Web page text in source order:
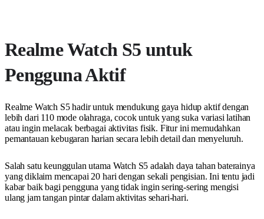
Realme Watch S5 untuk
Pengguna Aktif
Realme Watch S5 hadir untuk mendukung gaya hidup aktif dengan
lebih dari 110 mode olahraga, cocok untuk yang suka variasi latihan
atau ingin melacak berbagai aktivitas fisik. Fitur ini memudahkan
pemantauan kebugaran harian secara lebih detail dan menyeluruh.
Salah satu keunggulan utama Watch S5 adalah daya tahan baterainya
yang diklaim mencapai 20 hari dengan sekali pengisian. Ini tentu jadi
kabar baik bagi pengguna yang tidak ingin sering-sering mengisi
ulang jam tangan pintar dalam aktivitas sehari-hari.